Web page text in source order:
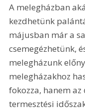
A melegházban
kezdhetünk
májusban már a
csemegézhetünk,
melegházunk
melegházakhoz
fokozza, hanem
termesztési